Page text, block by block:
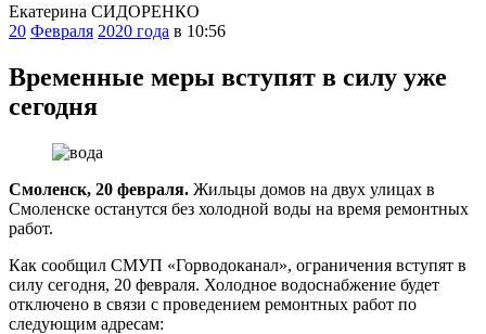
Екатерина СИДОРЕНКО
20 Февраля 2020 года в 10:56
Временные меры вступят в силу уже
сегодня
Смоленск, 20 февраля. Жильцы домов на двух улицах в
Смоленске останутся без холодной воды на время ремонтных
работ.
Как сообщил СМУП «Горводоканал», ограничения вступят в
силу сегодня, 20 февраля. Холодное водоснабжение будет
отключено в связи с проведением ремонтных работ по
следующим адресам: